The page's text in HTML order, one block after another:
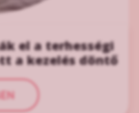
el a terhességi
a kezelés döntő